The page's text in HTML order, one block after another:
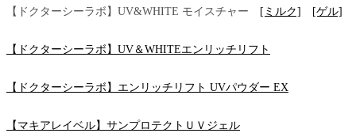
【ドクターシーラボ】UV&WHITE モイスチャー [ミルク] [ゲル]
【ドクターシーラボ】UV＆WHITEエンリッチリフト
【ドクターシーラボ】エンリッチリフト UVパウダー EX
【マキアレイベル】サンプロテクトＵＶジェル